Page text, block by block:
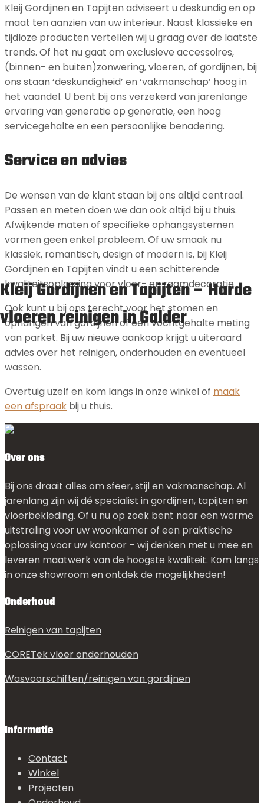
Kleij Gordijnen en Tapijten – Harde
vloeren reinigen in Galder
Kleij Gordijnen en Tapijten adviseert u deskundig en op
maat ten aanzien van uw interieur. Naast klassieke en
tijdloze producten vertellen wij u graag over de laatste
trends. Of het nu gaat om exclusieve accessoires,
(binnen- en buiten)zonwering, vloeren, of gordijnen, bij
ons staan ‘deskundigheid’ en ‘vakmanschap’ hoog in
het vaandel. U bent bij ons verzekerd van jarenlange
ervaring van generatie op generatie, een hoog
servicegehalte en een persoonlijke benadering.
Service en advies
De wensen van de klant staan bij ons altijd centraal.
Passen en meten doen we dan ook altijd bij u thuis.
Afwijkende maten of specifieke ophangsystemen
vormen geen enkel probleem. Of uw smaak nu
klassiek, romantisch, design of modern is, bij Kleij
Gordijnen en Tapijten vindt u een schitterende
kwaliteitsoplossing voor vloer- en raamdecoratie.
Ook kunt u bij ons terecht voor het stomen en
ophangen van gordijnen of een vochtgehalte meting
van parket. Bij uw nieuwe aankoop krijgt u uiteraard
advies over het reinigen, onderhouden en eventueel
wassen.
Overtuig uzelf en kom langs in onze winkel of maak
een afspraak bij u thuis.
Over ons
Bij ons draait alles om sfeer, stijl en vakmanschap. Al
jarenlang zijn wij dé specialist in gordijnen, tapijten en
vloerbekleding. Of u nu op zoek bent naar een warme
uitstraling voor uw woonkamer of een praktische
oplossing voor uw kantoor – wij denken met u mee en
leveren maatwerk van de hoogste kwaliteit. Kom langs
in onze showroom en ontdek de mogelijkheden!
Onderhoud
Reinigen van tapijten
CORETek vloer onderhouden
Wasvoorschiften/reinigen van gordijnen
Informatie
Contact
Winkel
Projecten